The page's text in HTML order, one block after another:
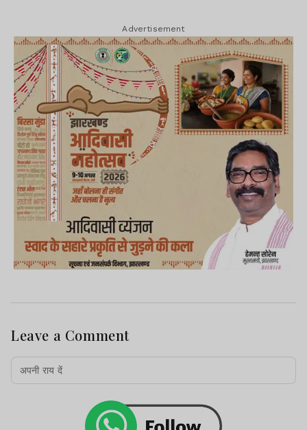
Advertisement
Leave a Comment